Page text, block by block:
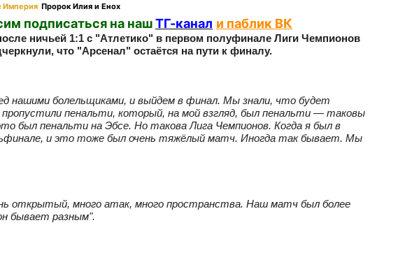
Империя Пророк Илия и Енох
подписаться на нашТГ-канал и паблик ВК
ничьей 1:1 с "Атлетико" в первом полуфинале Лиги Чемпионов
что "Арсенал" остаётся на пути к финалу.
нашими болельщиками, и выйдем в финал. Мы знали, что будет
пенальти, который, на мой взгляд, был пенальти — таковы
был пенальти на Эбсе. Но такова Лига Чемпионов. Когда я был в
и это тоже был очень тяжёлый матч. Иногда так бывает. Мы
открытый, много атак, много пространства. Наш матч был более
бывает разным".